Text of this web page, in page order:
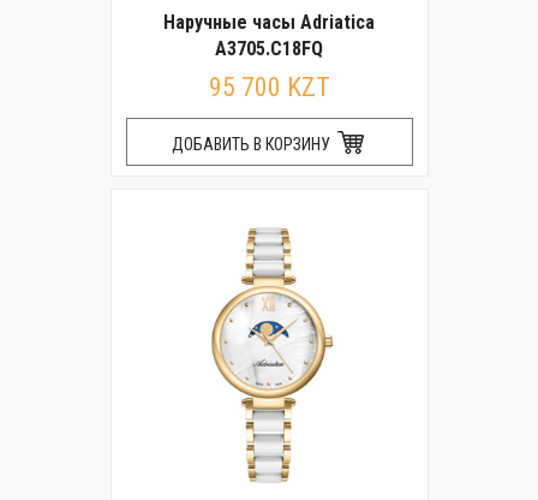
Наручные часы Adriatica
A3705.C18FQ
95 700 KZT
ДОБАВИТЬ В КОРЗИНУ